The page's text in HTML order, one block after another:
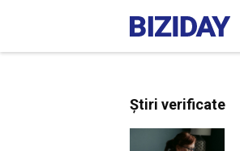
Știri verificate